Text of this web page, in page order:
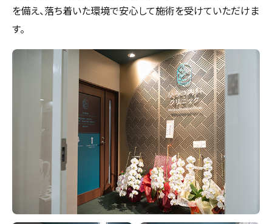
を備え、落ち着いた環境で安心して施術を受けていただけま
す。